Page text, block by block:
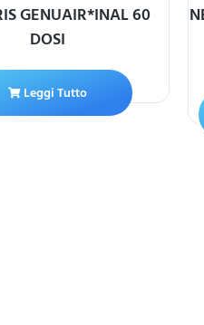
GENUAIR*INAL 60
DOSI
Leggi Tutto